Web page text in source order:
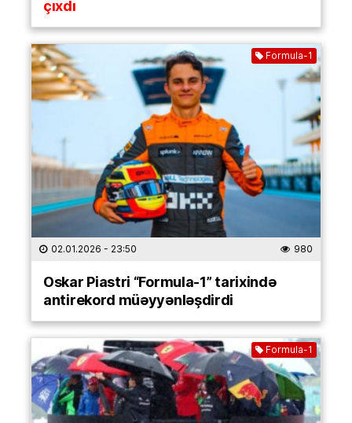
çıxdı
Formula-1
02.01.2026 - 23:50 980
Oskar Piastri “Formula-1” tarixində
antirekord müəyyənləşdirdi
Formula-1